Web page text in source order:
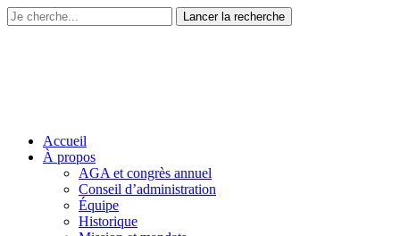
Accueil
À propos
AGA et congrès annuel
Conseil d’administration
Équipe
Historique